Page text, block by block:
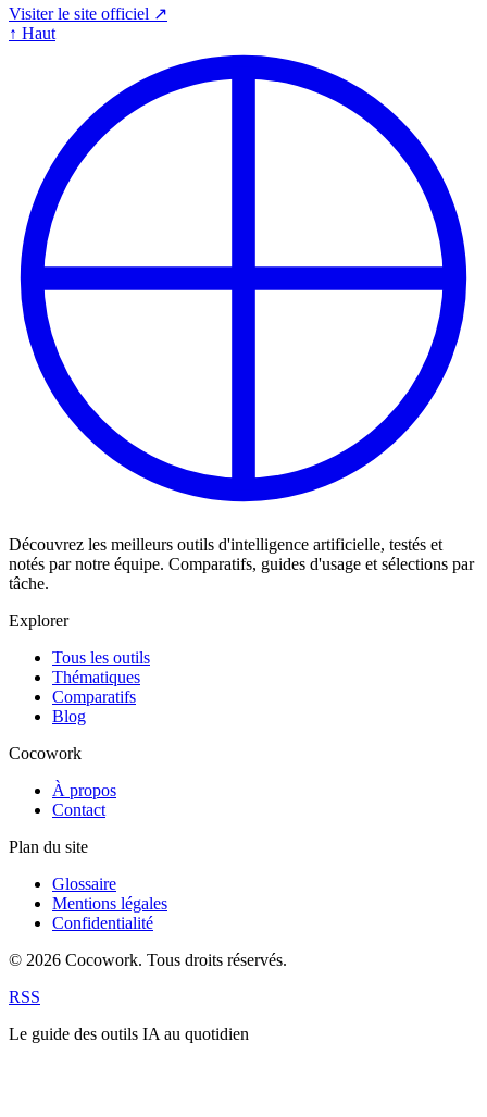
Visiter le site officiel ↗
↑ Haut
Découvrez les meilleurs outils d'intelligence artificielle, testés et
notés par notre équipe. Comparatifs, guides d'usage et sélections par
tâche.
Explorer
Tous les outils
Thématiques
Comparatifs
Blog
Cocowork
À propos
Contact
Plan du site
Glossaire
Mentions légales
Confidentialité
© 2026 Cocowork. Tous droits réservés.
RSS
Le guide des outils IA au quotidien